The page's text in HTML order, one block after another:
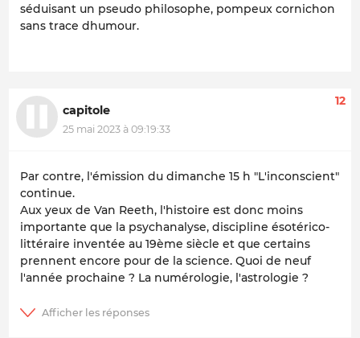
séduisant un pseudo philosophe, pompeux cornichon
sans trace dhumour.
capitole
25 mai 2023 à 09:19:33
12
Par contre, l'émission du dimanche 15 h "L'inconscient"
continue.
Aux yeux de Van Reeth, l'histoire est donc moins
importante que la psychanalyse, discipline ésotérico-
littéraire inventée au 19ème siècle et que certains
prennent encore pour de la science. Quoi de neuf
l'année prochaine ? La numérologie, l'astrologie ?